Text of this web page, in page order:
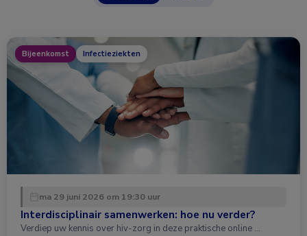
Bijeenkomst Infectieziekten
ma 29 juni 2026 om 19:30 uur
Interdisciplinair samenwerken: hoe nu verder?
Verdiep uw kennis over hiv-zorg in deze praktische online …